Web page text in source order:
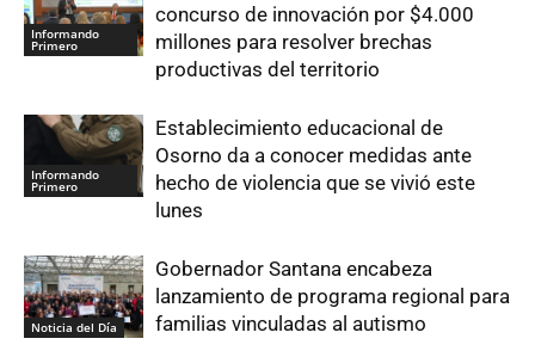
Informando
Primero
concurso de innovación por $4.000
millones para resolver brechas
productivas del territorio
Informando
Primero
Establecimiento educacional de
Osorno da a conocer medidas ante
hecho de violencia que se vivió este
lunes
Noticia del Día
Gobernador Santana encabeza
lanzamiento de programa regional para
familias vinculadas al autismo